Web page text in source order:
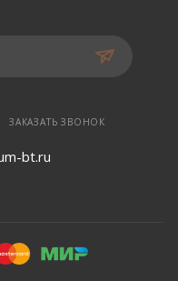
ЗАКАЗАТЬ ЗВОНОК
bt.ru